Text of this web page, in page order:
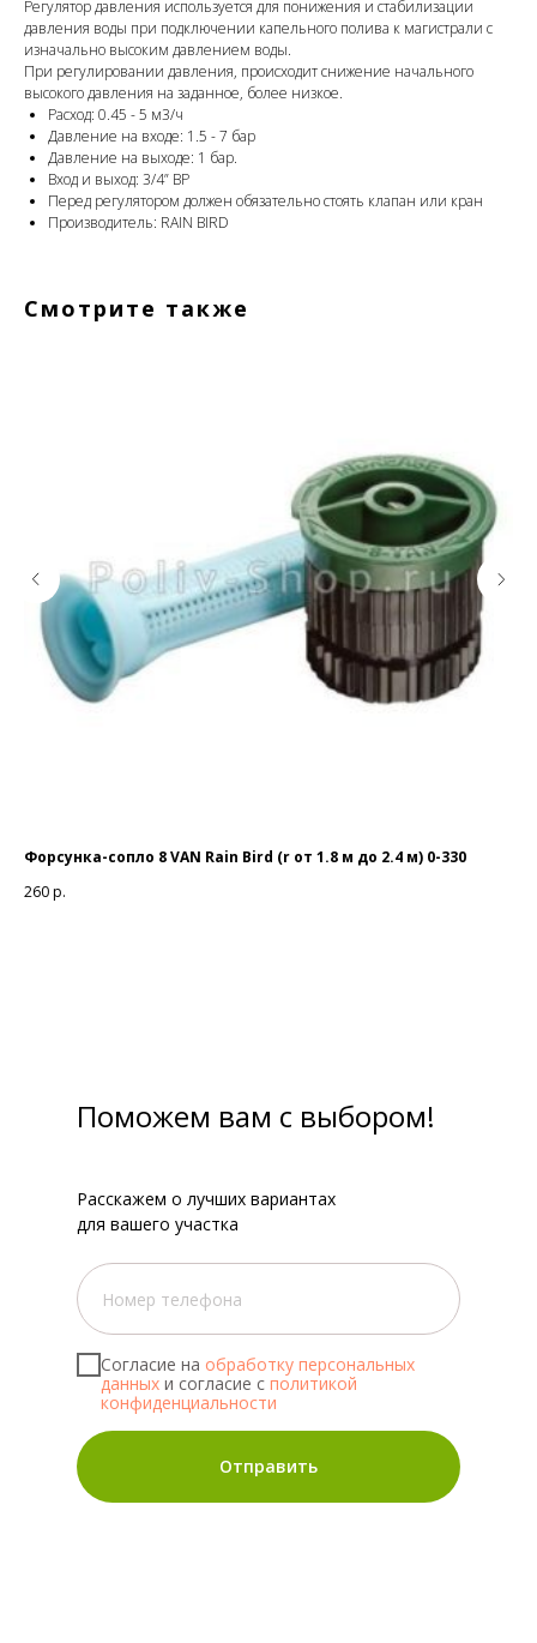
Регулятор давления используется для понижения и стабилизации
давления воды при подключении капельного полива к магистрали с
изначально высоким давлением воды.
При регулировании давления, происходит снижение начального
высокого давления на заданное, более низкое.
Расход: 0.45 - 5 м3/ч
Давление на входе: 1.5 - 7 бар
Давление на выходе: 1 бар.
Вход и выход: 3/4” ВР
Перед регулятором должен обязательно стоять клапан или кран
Производитель: RAIN BIRD
Смотрите также
Форсунка-сопло 8 VAN Rain Bird (r от 1.8 м до 2.4 м) 0-330
260р.
Согласие на обработку персональных
данных и согласие с политикой
конфиденциальности
Отправить
Поможем вам с выбором!
Расскажем о лучших вариантах
для вашего участка